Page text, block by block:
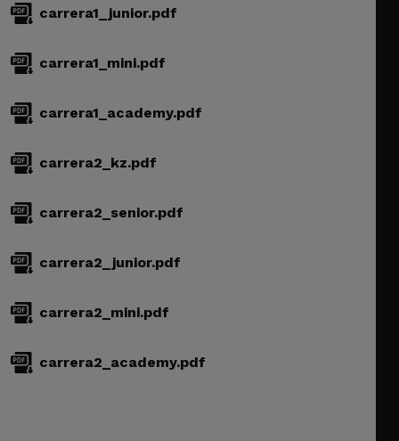
carrera1_junior.pdf
carrera1_mini.pdf
carrera1_academy.pdf
carrera2_kz.pdf
carrera2_senior.pdf
carrera2_junior.pdf
carrera2_mini.pdf
carrera2_academy.pdf